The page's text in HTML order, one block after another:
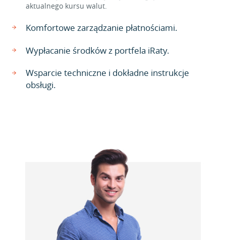
aktualnego kursu walut.
Komfortowe zarządzanie płatnościami.
Wypłacanie środków z portfela iRaty.
Wsparcie techniczne i dokładne instrukcje
obsługi.